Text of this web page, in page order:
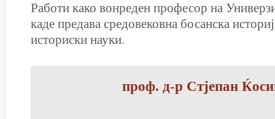
Работи како вонреден професор на
каде предава средовековна босанска
историски науки.
проф. д-р Стјепан